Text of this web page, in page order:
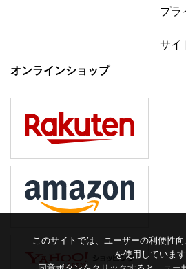
プラ
サイ
オンラインショップ
このサイトでは、ユーザーの利便性
を使用しています